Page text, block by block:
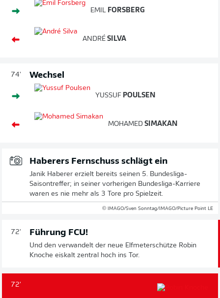
EMIL FORSBERG
ANDRÉ SILVA
74' Wechsel
YUSSUF POULSEN
MOHAMED SIMAKAN
Haberers Fernschuss schlägt ein
Janik Haberer erzielt bereits seinen 5. Bundesliga-
Saisontreffer; in seiner vorherigen Bundesliga-Karriere
waren es nie mehr als 3 Tore pro Spielzeit.
© IMAGO/Sven Sonntag/IMAGO/Picture Point LE
72' Führung FCU!
Und den verwandelt der neue Elfmeterschütze Robin
Knoche eiskalt zentral hoch ins Tor.
72'